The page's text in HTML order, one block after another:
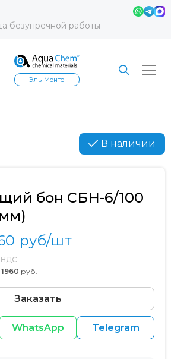
безупречной работы
Эль-Монте
В наличии
бон СБН-6/100
руб/шт
НДС
1960 руб.
Заказать
WhatsApp Telegram